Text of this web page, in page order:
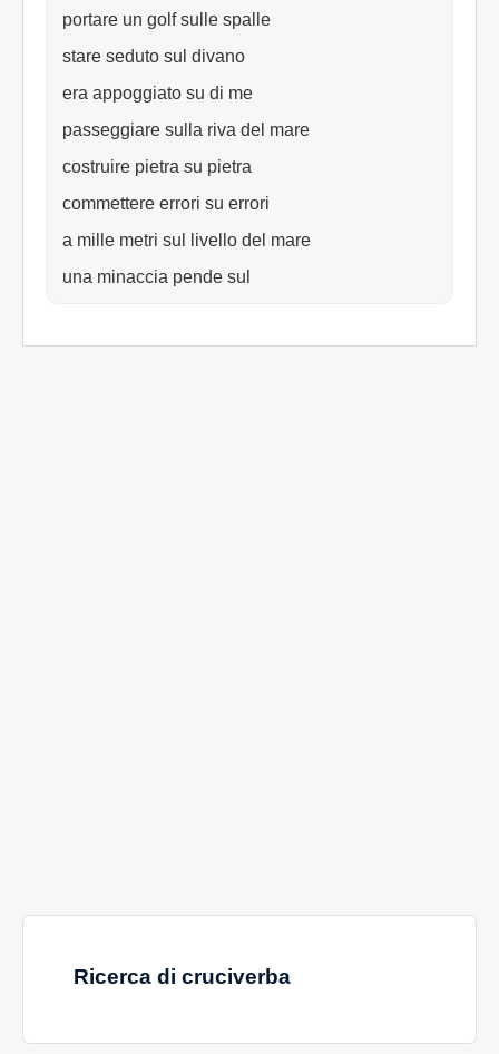
portare un golf sulle spalle
stare seduto sul divano
era appoggiato su di me
passeggiare sulla riva del mare
costruire pietra su pietra
commettere errori su errori
a mille metri sul livello del mare
una minaccia pende sul
Ricerca di cruciverba